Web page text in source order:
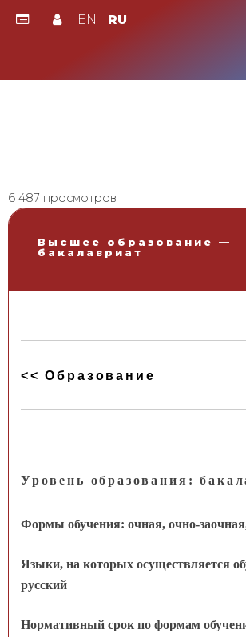
EN RU
6 487 просмотров
Высшее образование —
бакалавриат
<< Образование
Уровень образования:
Формы обучения: очная, очно-
Языки, на которых осуществляется
русский
Нормативный срок по формам